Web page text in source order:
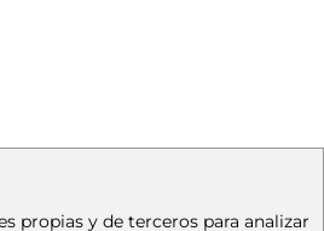
propias y de terceros para analizar